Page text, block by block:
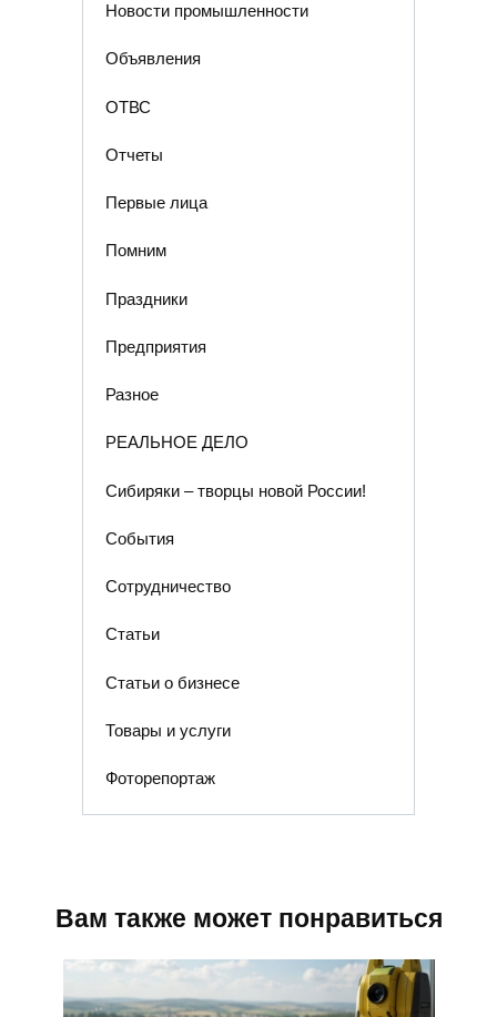
Новости промышленности
Объявления
ОТВС
Отчеты
Первые лица
Помним
Праздники
Предприятия
Разное
РЕАЛЬНОЕ ДЕЛО
Сибиряки – творцы новой России!
События
Сотрудничество
Статьи
Статьи о бизнесе
Товары и услуги
Фоторепортаж
Вам также может понравиться